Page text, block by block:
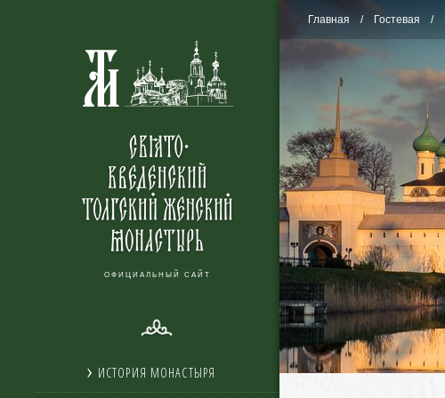
ОФИЦИАЛЬНЫЙ САЙТ
ИСТОРИЯ МОНАСТЫРЯ
Главная Гостевая